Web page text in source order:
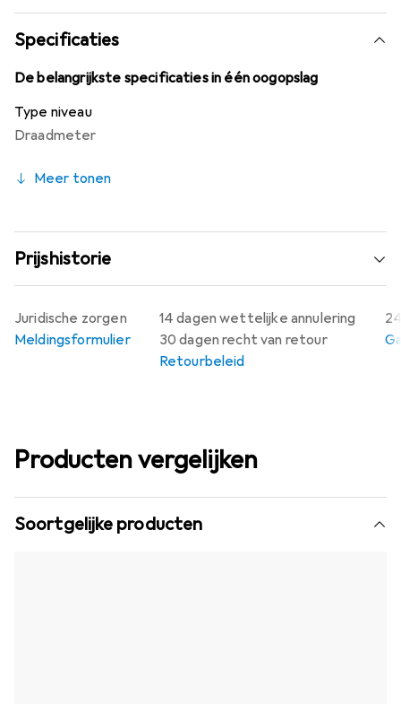
van hoogwaardig meetstaal, waardoor hij bijzonder
robuust en bestand is tegen slijtage. Dit gereedschap is
ideaal voor professionals in de machinebouw- en
productie-industrie die waarde hechten aan nauwkeurige
M40 worden de goede en afkeurzijde afzonderlijk
geleverd, wat extra flexibiliteit bij het gebruik biedt. De
iedereen die in de metaalbewerking werkzaam is en de
Specificaties
De belangrijkste specificaties in één oogopslag
Type niveau
Draadmeter
Meer tonen
Prijshistorie
14 dagen wettelijke annulering
30 dagen recht van retour
Retourbeleid
Juridische zorgen
Meldingsformulier
Producten vergelijken
Soortgelijke producten